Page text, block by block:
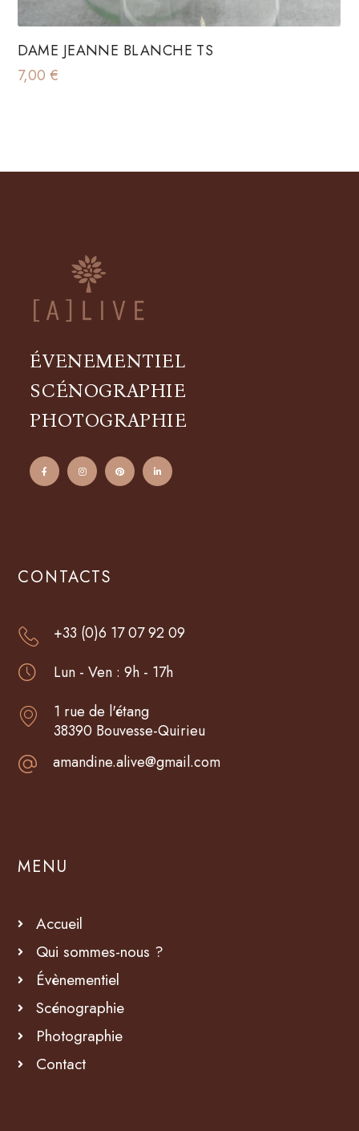
DAME JEANNE BLANCHE TS
7,00€
ÉVENEMENTIEL
SCÉNOGRAPHIE
PHOTOGRAPHIE
CONTACTS
+33 (0)6 17 07 92 09
Lun - Ven : 9h - 17h
1 rue de l'étang
38390 Bouvesse-Quirieu
amandine.alive@gmail.com
MENU
Accueil
Qui sommes-nous ?
Évènementiel
Scénographie
Photographie
Contact